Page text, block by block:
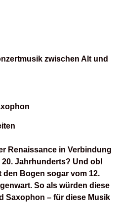
zwischen Alt und
Renaissance in Verbindung
Jahrhunderts? Und ob!
den Bogen sogar vom 12.
So als würden diese
Saxophon – für diese Musik